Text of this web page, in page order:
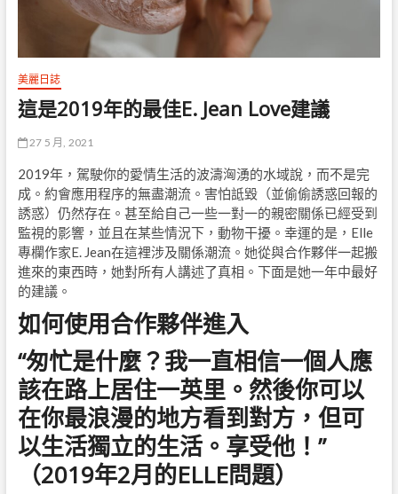
美麗日誌
這是2019年的最佳E. Jean Love建議
27 5 月, 2021
2019年，駕駛你的愛情生活的波濤洶湧的水域說，而不是完
成。約會應用程序的無盡潮流。害怕詆毀（並偷偷誘惑回報的
誘惑）仍然存在。甚至給自己​​一些一對一的親密關係已經受到
監視的影響，並且在某些情況下，動物干擾。幸運的是，Elle
專欄作家E. Jean在這裡涉及關係潮流。她從與合作夥伴一起搬
進來的東西時，她對所有人講述了真相。下面是她一年中最好
的建議。
如何使用合作夥伴進入
“匆忙是什麼？我一直相信一個人應
該在路上居住一英里。然後你可以
在你最浪漫的地方看到對方，但可
以生活獨立的生活。享受他！”
（2019年2月的ELLE問題）